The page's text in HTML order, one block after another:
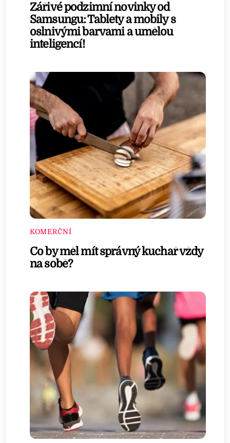
Zářivé podzimní novinky od
Samsungu: Tablety a mobily s
oslnivými barvami a umělou
inteligencí!
KOMERČNÍ
Co by měl mít správný kuchař vždy
na sobě?